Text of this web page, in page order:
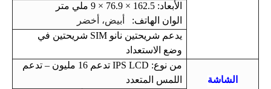
الأبعاد: 162.5 × 76.9 × 9 ملي متر
الوان الهاتف:
أبيض، أخضر
يدعم شريحتين نانو SIM شريحتين في
وضع الاستعداد
الشاشة
من نوع: IPS LCD تدعم 16 مليون – تدعم
اللمس المتعدد